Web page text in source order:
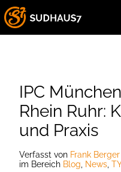
IPC
Rhein Ruhr:
und Praxis
Verfasst von Frank Berger
im Bereich Blog News